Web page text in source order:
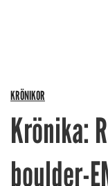
KRÖNIKOR
Krönika:
boulder-